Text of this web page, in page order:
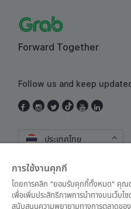
Forward Together
Follow us and keep
ประเทศไทย
การใช้งานคุกกี้
โดยการคลิก "ยอมรับคุกกี้ทั้งหมด" คุ
เพื่อเพิ่มประสิทธิภาพการนำทางบนเว็บไซ
สนับสนุนความพยายามทางการตลาดขอ